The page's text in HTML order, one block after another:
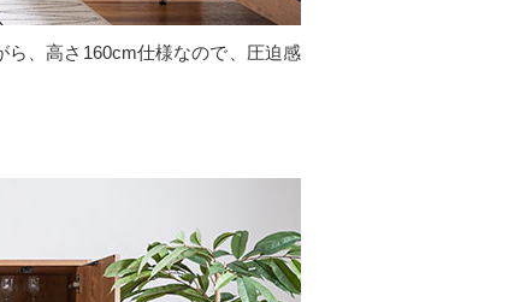
、高さ160cm仕様なので、圧迫感